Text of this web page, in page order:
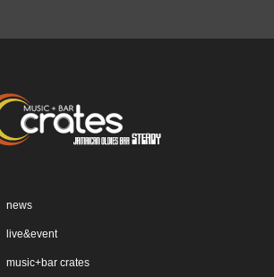
news
live&event
music+bar crates